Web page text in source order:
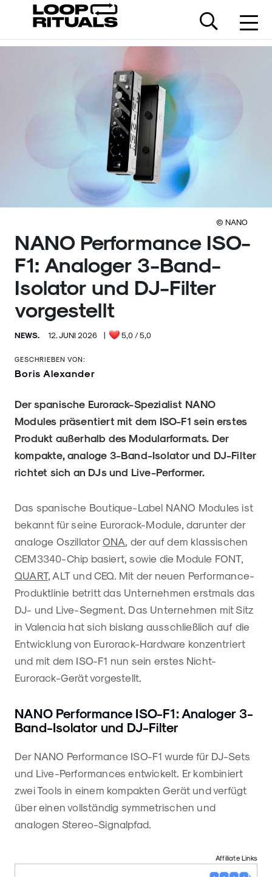
© NANO
NANO Performance ISO-
F1: Analoger 3-Band-
Isolator und DJ-Filter
vorgestellt
NEWS. 12. JUNI 2026 | 5,0 / 5,0
GESCHRIEBEN VON:
Boris Alexander
Der spanische Eurorack-Spezialist NANO
Modules präsentiert mit dem ISO-F1 sein erstes
Produkt außerhalb des Modularformats. Der
kompakte, analoge 3-Band-Isolator und DJ-Filter
richtet sich an DJs und Live-Performer.
Das spanische Boutique-Label NANO Modules ist
bekannt für seine Eurorack-Module, darunter der
analoge Oszillator ONA, der auf dem klassischen
CEM3340-Chip basiert, sowie die Module FONT,
QUART, ALT und CEQ. Mit der neuen Performance-
Produktlinie betritt das Unternehmen erstmals das
DJ- und Live-Segment. Das Unternehmen mit Sitz
in Valencia hat sich bislang ausschließlich auf die
Entwicklung von Eurorack-Hardware konzentriert
und mit dem ISO-F1 nun sein erstes Nicht-
Eurorack-Gerät vorgestellt.
NANO Performance ISO-F1: Analoger 3-
Band-Isolator und DJ-Filter
Der NANO Performance ISO-F1 wurde für DJ-Sets
und Live-Performances entwickelt. Er kombiniert
zwei Tools in einem kompakten Gerät und verfügt
über einen vollständig symmetrischen und
analogen Stereo-Signalpfad.
Affiliate Links